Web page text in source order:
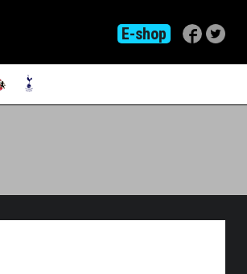
E-shop